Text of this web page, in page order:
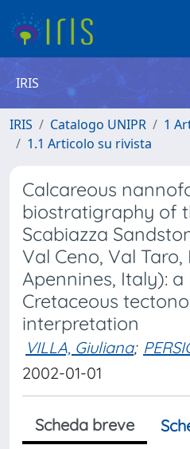
IRIS
IRIS Catalogo UNIPR
1
1.1 Articolo su rivista
Calcareous
biostratigraphy of
Scabiazza
Val Ceno, Val
Apennines, Italy): a
Cretaceous
interpretation
VILLA, Giuliana;
2002-01-01
Scheda breve